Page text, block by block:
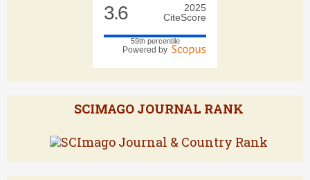
3.6
2025
CiteScore
59th percentile
Powered by
SCIMAGO JOURNAL RANK